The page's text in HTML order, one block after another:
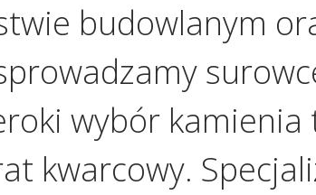
budowlanym
wybór
kwarcowy.